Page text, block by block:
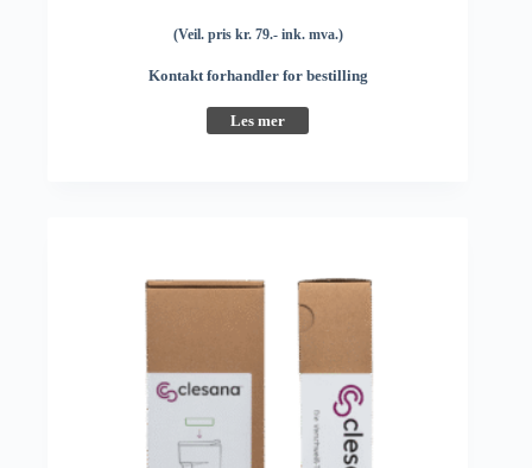
(Veil. pris kr. 79.- ink. mva.)
Kontakt forhandler for bestilling
Les mer